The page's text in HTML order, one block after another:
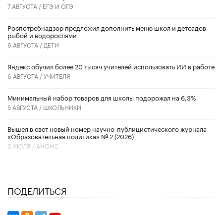
7 АВГУСТА / ЕГЭ И ОГЭ
Роспотребнадзор предложил дополнить меню школ и детсадов
рыбой и водорослями
6 АВГУСТА / ДЕТИ
​Яндекс обучил более 20 тысяч учителей использовать ИИ в работе
6 АВГУСТА /УЧИТЕЛЯ
Минимальный набор товаров для школы подорожал на 6,3%
5 АВГУСТА / ШКОЛЬНИКИ
Вышел в свет новый номер научно-публицистического журнала
«Образовательная политика» № 2 (2026)
3 ИЮЛЯ / АНОНС
ПОДЕЛИТЬСЯ